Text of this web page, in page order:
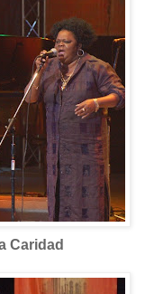
Caridad